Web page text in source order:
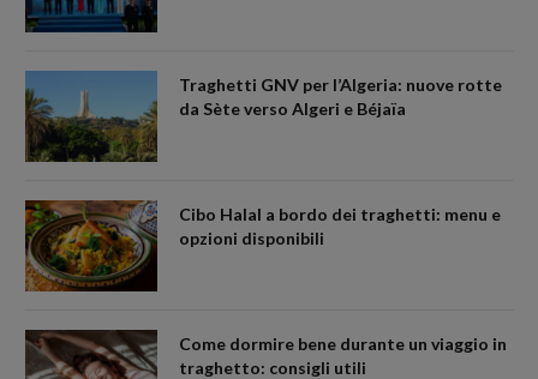
Traghetti GNV per l’Algeria: nuove rotte
da Sète verso Algeri e Béjaïa
Cibo Halal a bordo dei traghetti: menu e
opzioni disponibili
Come dormire bene durante un viaggio in
traghetto: consigli utili